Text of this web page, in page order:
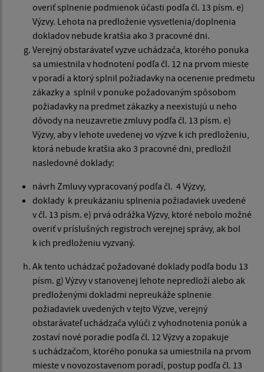
overiť splnenie podmienok účasti podľa čl. 13 písm. e)
Výzvy. Lehota na predloženie vysvetlenia/doplnenia
dokladov nebude kratšia ako 3 pracovné dni.
Verejný obstarávateľ vyzve uchádzača, ktorého ponuka
sa umiestnila v hodnotení podľa čl. 12 na prvom mieste
v poradí a ktorý splnil požiadavky na ocenenie predmetu
zákazky a splnil v ponuke požadovaným spôsobom
požiadavky na predmet zákazky a neexistujú u neho
dôvody na neuzavretie zmluvy podľa čl. 13 písm. e)
Výzvy, aby v lehote uvedenej vo výzve k ich predloženiu,
ktorá nebude kratšia ako 3 pracovné dni, predložil
nasledovné doklady:
návrh Zmluvy vypracovaný podľa čl. 4 Výzvy,
doklady k preukázaniu splnenia požiadaviek uvedené
v čl. 13 písm. e) prvá odrážka Výzvy, ktoré nebolo možné
overiť v príslušných registroch verejnej správy, ak bol
k ich predloženiu vyzvaný.
Ak tento uchádzač požadované doklady podľa bodu 13
písm. g) Výzvy v stanovenej lehote nepredloží alebo ak
predloženými dokladmi nepreukáže splnenie
požiadaviek uvedených v tejto Výzve, verejný
obstarávateľ uchádzača vylúči z vyhodnotenia ponúk a
zostaví nové poradie podľa čl. 12 Výzvy a zopakuje
s uchádzačom, ktorého ponuka sa umiestnila na prvom
mieste v novozostavenom poradí, postup podľa čl. 13